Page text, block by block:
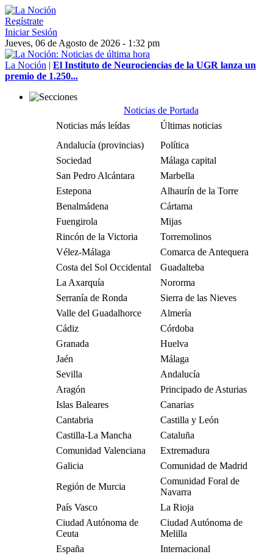
Regístrate
Iniciar Sesión
Jueves, 06 de Agosto de 2026 - 1:32 pm
La Noción | El Instituto de Neurociencias de la UGR lanza un
premio de 1.250...
Noticias de Portada
Noticias más leídas
Últimas noticias
Andalucía (provincias)
Política
Sociedad
Málaga capital
San Pedro Alcántara
Marbella
Estepona
Alhaurín de la Torre
Benalmádena
Cártama
Fuengirola
Mijas
Rincón de la Victoria
Torremolinos
Vélez-Málaga
Comarca de Antequera
Costa del Sol Occidental
Guadalteba
La Axarquía
Nororma
Serranía de Ronda
Sierra de las Nieves
Valle del Guadalhorce
Almería
Cádiz
Córdoba
Granada
Huelva
Jaén
Málaga
Sevilla
Andalucía
Aragón
Principado de Asturias
Islas Baleares
Canarias
Cantabria
Castilla y León
Castilla-La Mancha
Cataluña
Comunidad Valenciana
Extremadura
Galicia
Comunidad de Madrid
Región de Murcia
Comunidad Foral de
Navarra
País Vasco
La Rioja
Ciudad Autónoma de
Ceuta
Ciudad Autónoma de
Melilla
España
Internacional